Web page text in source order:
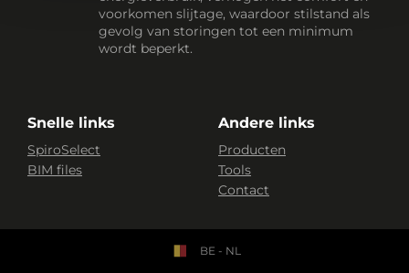
voorkomen slijtage, waardoor stilstand als
gevolg van storingen tot een minimum
wordt beperkt.
Snelle links
SpiroSelect
BIM files
Andere links
Producten
Tools
Contact
BE - NL